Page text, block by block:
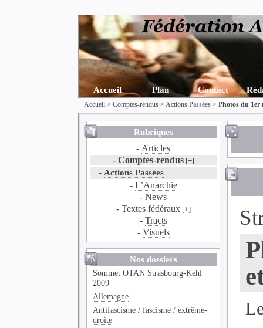
Accueil Plan Contact
Accueil >Comptes-rendus >Actions Passées >Photos du 1er
Rubriques
- Articles
- Comptes-rendus[+]
- Actions Passées
- L’Anarchie
-News
- Textes fédéraux[+]
- Tracts
- Visuels
Nos dossiers
Sommet OTAN Strasbourg-Kehl
2009
Allemagne
Antifascisme / fascisme / extrême-
droite